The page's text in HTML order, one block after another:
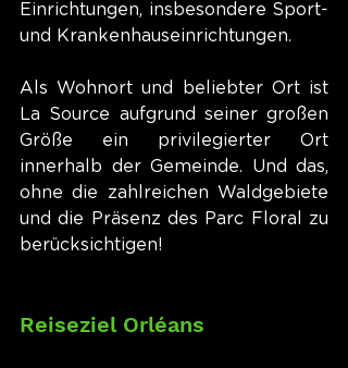
Einrichtungen, insbesondere Sport-
und Krankenhauseinrichtungen.
Als Wohnort und beliebter Ort ist
La Source aufgrund seiner großen
Größe ein privilegierter Ort
innerhalb der Gemeinde. Und das,
ohne die zahlreichen Waldgebiete
und die Präsenz des Parc Floral zu
berücksichtigen!
Reiseziel Orléans